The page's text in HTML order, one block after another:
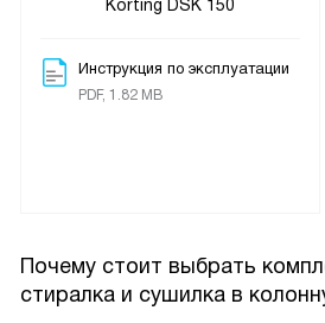
И вот еще одна история: однажды,
важное деловое собрание, я
рубашка не выстирана. Но
я смог быстро ее постирать и
Внутренняя подсветка в сушильной
маленькая, но приятная деталь.
тем, чтобы найти последний носок
Korting DSK 150
Инструкция по эксплуатации
PDF, 1.82 MB
Почему стоит выбрать
стиралка и сушилка в